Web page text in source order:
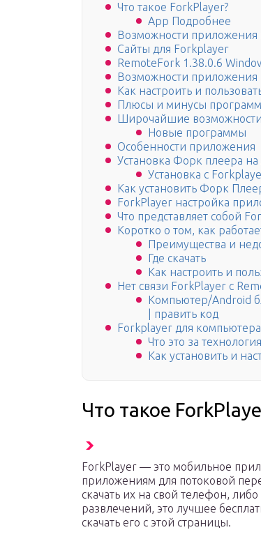
Что такое ForkPlayer?
App Подробнее
Возможности приложения
Сайты для Forkplayer
RemoteFork 1.38.0.6
Возможности приложения
Как настроить и
Плюсы и минусы
Широчайшие возможности
Новые программы
Особенности приложения
Установка Форк плеера
Установка с
Как установить Форк
ForkPlayer настройка
Что представляет собой
Коротко о том, как
Преимущества и
Где скачать
Как настроить и
Нет связи ForkPlayer c
Компьютер/Android
| править код
Forkplayer для компьютера
Что это за
Как установить и
Что такое
ForkPlayer — это мобильное
приложениям для потоковой
скачать их на свой телефон,
развлечений, это лучшее
скачать его с этой страницы.